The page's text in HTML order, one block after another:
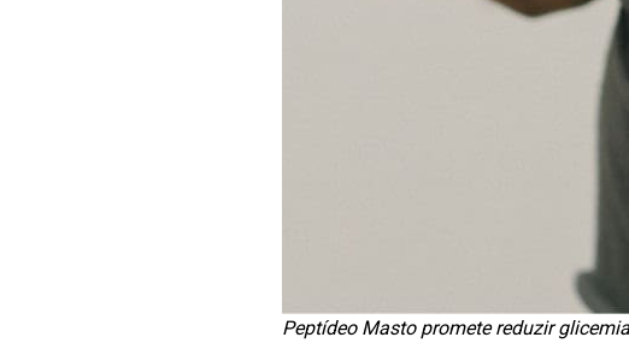
Peptídeo Masto promete reduzir